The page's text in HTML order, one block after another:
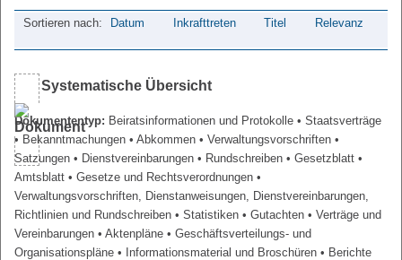
Sortieren nach: Datum Inkrafttreten Titel Relevanz
Systematische Übersicht
Dokumententyp: Beiratsinformationen und Protokolle • Staatsverträge
• Bekanntmachungen • Abkommen • Verwaltungsvorschriften •
Satzungen • Dienstvereinbarungen • Rundschreiben • Gesetzblatt •
Amtsblatt • Gesetze und Rechtsverordnungen •
Verwaltungsvorschriften, Dienstanweisungen, Dienstvereinbarungen,
Richtlinien und Rundschreiben • Statistiken • Gutachten • Verträge und
Vereinbarungen • Aktenpläne • Geschäftsverteilungs- und
Organisationspläne • Informationsmaterial und Broschüren • Berichte